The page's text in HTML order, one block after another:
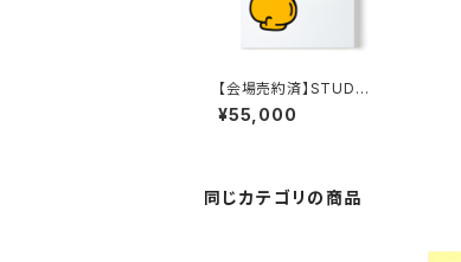
【会場売約済】STUDY
優作 原画１６ 「ゲーム」
¥55,000
同じカテゴリの商品